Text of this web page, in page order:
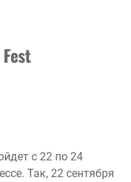
Fest
с 22 по 24
Так, 22 сентября